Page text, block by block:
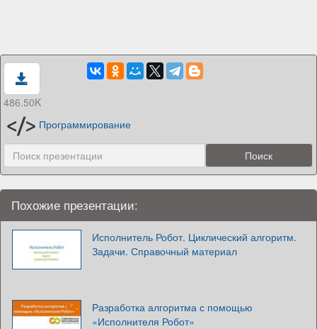
486.50K
Программирование
Похожие презентации:
Исполнитель Робот. Циклический алгоритм.
Задачи. Справочный материал
Разработка алгоритма с помощью
«Исполнителя Робот»